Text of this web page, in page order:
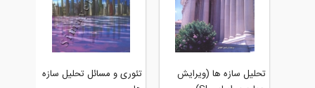
تحلیل سازه ها (ویرایش
تئوری و مسائل تحلیل سازه